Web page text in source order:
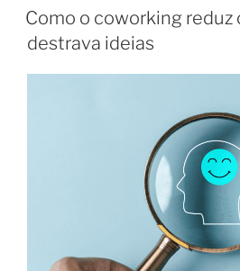
trabalha
em
EM
Como o coworking reduz
destrava ideias